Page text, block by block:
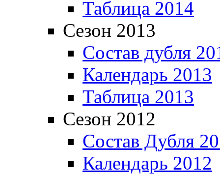
Таблица 2014
Сезон 2013
Состав дубля
Календарь 2013
Таблица 2013
Сезон 2012
Состав Дубля
Календарь 2012